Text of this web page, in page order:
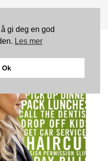
gi deg en god
Les mer
Ok